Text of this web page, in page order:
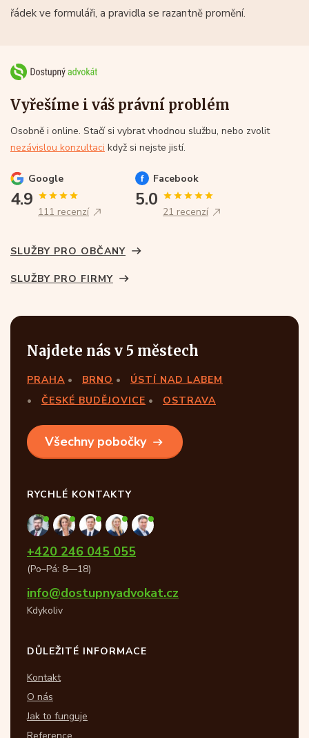
řádek ve formuláři, a pravidla se razantně promění.
Vyřešíme i váš právní problém
Osobně i online. Stačí si vybrat vhodnou službu, nebo zvolit
nezávislou konzultaci když si nejste jistí.
Google
4.9
111 recenzí
Facebook
5.0
21 recenzí
SLUŽBY PRO OBČANY
SLUŽBY PRO FIRMY
Najdete nás v 5 městech
PRAHA BRNO
ÚSTÍ NAD LABEM
ČESKÉ BUDĚJOVICE
OSTRAVA
Všechny pobočky
RYCHLÉ KONTAKTY
+420 246 045 055
(Po–Pá: 8—18)
info@dostupnyadvokat.cz
Kdykoliv
DŮLEŽITÉ INFORMACE
Kontakt
O nás
Jak to funguje